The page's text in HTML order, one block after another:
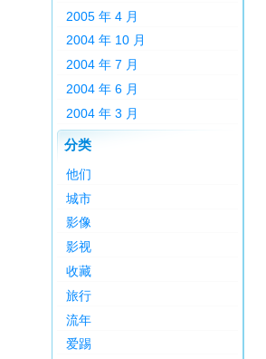
2005 年 4 月
2004 年 10 月
2004 年 7 月
2004 年 6 月
2004 年 3 月
分类
他们
城市
影像
影视
收藏
旅行
流年
爱踢